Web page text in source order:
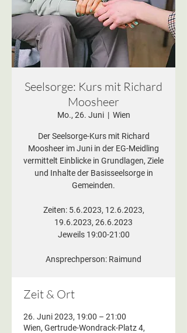
Seelsorge: Kurs mit Richard
Moosheer
Mo., 26. Juni
  |
Wien
Der Seelsorge-Kurs mit Richard
Moosheer im Juni in der EG-Meidling
vermittelt Einblicke in Grundlagen, Ziele
und Inhalte der Basisseelsorge in
Gemeinden.
Zeiten: 5.6.2023, 12.6.2023,
19.6.2023, 26.6.2023
Jeweils 19:00-21:00
Ansprechperson: Raimund
Zeit & Ort
26. Juni 2023, 19:00 – 21:00
Wien, Gertrude-Wondrack-Platz 4,